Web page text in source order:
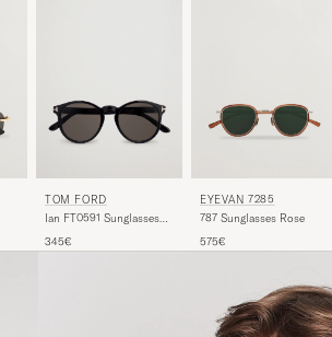
TOM FORD
Ian FT0591 Sunglasses
345€
EYEVAN 7285
787 Sunglasses Rose
575€